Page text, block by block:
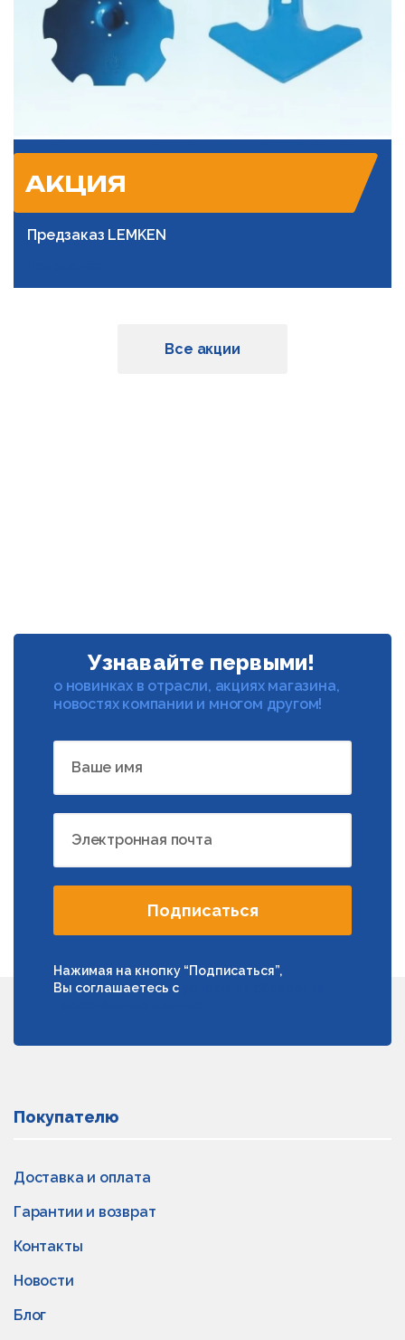
АКЦИЯ
Предзаказ LEMKEN
Все акции
Узнавайте первыми!
о новинках в отрасли, акциях магазина,
новостях компании и многом другом!
Ваше имя
Электронная почта
Подписаться
Нажимая на кнопку “Подписаться”,
Вы соглашаетесь с
Покупателю
Доставка и оплата
Гарантии и возврат
Контакты
Новости
Блог